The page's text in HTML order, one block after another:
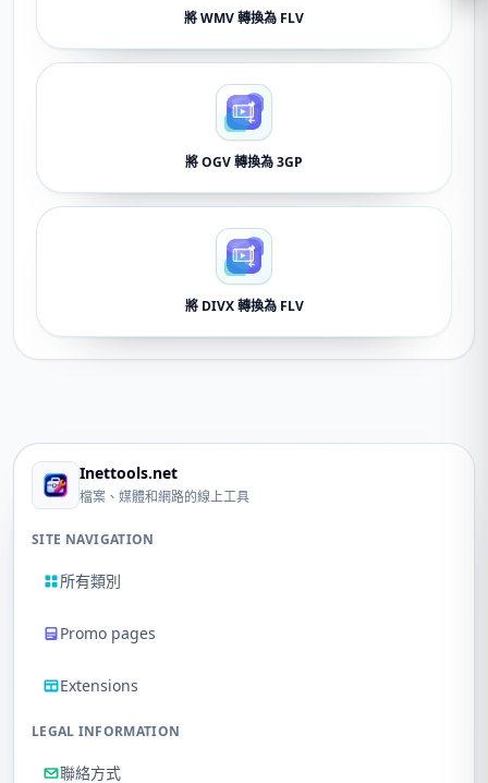
將 WMV 轉換為 FLV
將 OGV 轉換為 3GP
將 DIVX 轉換為 FLV
Inettools.net
檔案、媒體和網路的線上工具
SITE NAVIGATION
所有類別
Promo pages
Extensions
LEGAL INFORMATION
聯絡方式